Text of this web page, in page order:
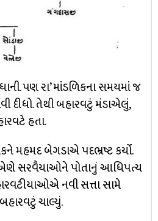
પણ રા’ માંડળિકના સમયમાં જ
દીધો. તેથી બહારવટું મંડાએલું,
હતા.
મહમદ બેગડાએ ૫દભ્રષ્ટ કર્યો.
સરવૈયાઓને પોતાનું આધિપત્ય
નવી સત્તા સામે
ચાલ્યું.